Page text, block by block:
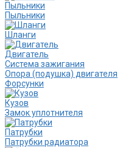
Пыльники
Пыльники
Шланги
Двигатель
Система зажигания
Опора (подушка) двигателя
Форсунки
Кузов
Замок уплотнителя
Патрубки
Патрубки радиатора